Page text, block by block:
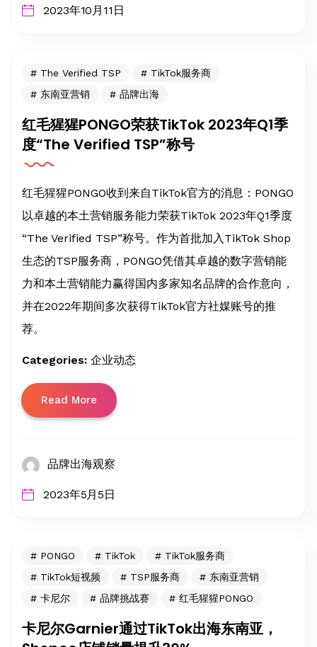
2023年10月11日
The Verified TSP
TikTok服务商
东南亚营销
品牌出海
红毛猩猩PONGO荣获TikTok 2023年Q1季
度“The Verified TSP”称号
红毛猩猩PONGO收到来自TikTok官方的消息：PONGO
以卓越的本土营销服务能力荣获TikTok 2023年Q1季度
“The Verified TSP”称号。作为首批加入TikTok Shop
生态的TSP服务商，PONGO凭借其卓越的数字营销能
力和本土营销能力赢得国内多家知名品牌的合作意向，
并在2022年期间多次获得TikTok官方社媒账号的推
荐。
Categories: 企业动态
Read More
品牌出海观察
2023年5月5日
PONGO TikTok
TikTok服务商
TikTok短视频
TSP服务商
东南亚营销
卡尼尔
品牌挑战赛 红毛猩猩PONGO
卡尼尔Garnier通过TikTok出海东南亚，